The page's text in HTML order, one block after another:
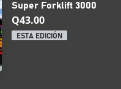
Super Forklift 3000
Q43.00
ESTA EDICIÓN